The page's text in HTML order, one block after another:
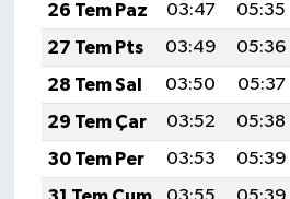
26 Tem Paz
03:47 05:35
27 Tem Pts
03:49 05:36
28 Tem Sal
03:50 05:37
29 Tem Çar
03:52 05:38
30 Tem Per
03:53 05:39